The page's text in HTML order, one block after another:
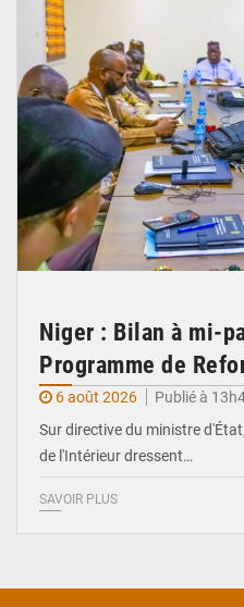
Niger : Bilan à mi-
Programme de
6 août 2026
Publié à
Sur directive du ministre
de l'Intérieur dressent…
SAVOIR PLUS